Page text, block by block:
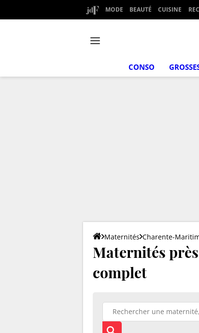
MODE BEAUTÉ CUISINE
CONSO
Maternités Charente-
Maternités près
complet